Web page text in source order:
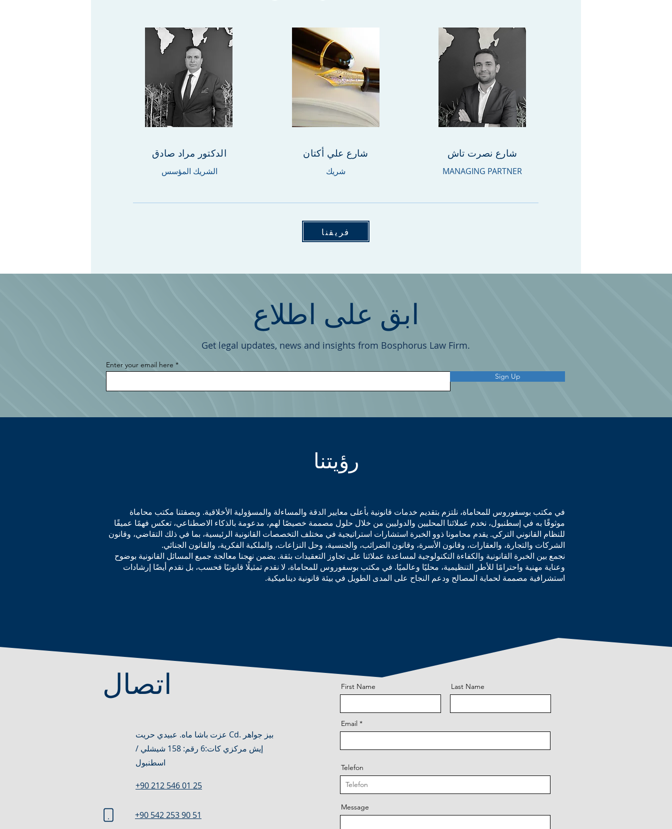
الدكتور مراد صادق
الشريك المؤسس
شارع علي أكتان
شريك
شارع نصرت تاش
MANAGING PARTNER
فريقنا
ابق على اطلاع
Get legal updates, news and insights from Bosphorus Law Firm.
Enter your email here
Sign Up
رؤيتنا
في مكتب بوسفوروس للمحاماة، نلتزم بتقديم خدمات قانونية بأعلى معايير الدقة والمساءلة والمسؤولية الأخلاقية. وبصفتنا مكتب محاماة
موثوقًا به في إسطنبول، نخدم عملائنا المحليين والدوليين من خلال حلول مصممة خصيصًا لهم، مدعومة بالذكاء الاصطناعي، تعكس فهمًا عميقًا
للنظام القانوني التركي. يقدم محامونا ذوو الخبرة استشارات استراتيجية في مختلف التخصصات القانونية الرئيسية، بما في ذلك التقاضي، وقانون
الشركات والتجارة، والعقارات، وقانون الأسرة، وقانون الضرائب، والجنسية، وحل النزاعات، والملكية الفكرية، والقانون الجنائي.
نجمع بين الخبرة القانونية والكفاءة التكنولوجية لمساعدة عملائنا على تجاوز التعقيدات بثقة. يضمن نهجنا معالجة جميع المسائل القانونية بوضوح
وعناية مهنية واحترامًا للأطر التنظيمية، محليًا وعالميًا. في مكتب بوسفوروس للمحاماة، لا نقدم تمثيلًا قانونيًا فحسب، بل نقدم أيضًا إرشادات
استشرافية مصممة لحماية المصالح ودعم النجاح على المدى الطويل في بيئة قانونية ديناميكية.
اتصال
عزت باشا ماه. عبيدي حريت Cd. بيز جواهر
إيش مركزي كات:6 رقم: 158 شيشلي /
اسطنبول
+90 212 546 01 25
First Name Last Name
Email
Telefon
Message
+90 542 253 90 51